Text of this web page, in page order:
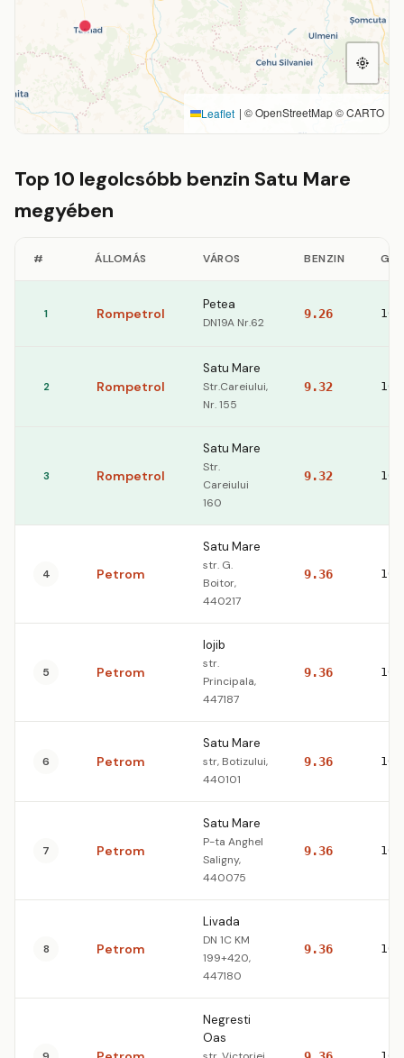
Leaflet | © OpenStreetMap © CARTO
Top 10 legolcsóbb benzin Satu Mare
megyében
# ÁLLOMÁS VÁROS BENZIN
1 Rompetrol
Petea
DN19A Nr.62
9.26
2 Rompetrol
Satu Mare
Str.Careiului,
Nr. 155
9.32
3 Rompetrol
Satu Mare
Str.
Careiului
160
9.32
4 Petrom
Satu Mare
str. G.
Boitor,
440217
9.36
5 Petrom
Iojib
str.
Principala,
447187
9.36
6 Petrom
Satu Mare
str, Botizului,
440101
9.36
7 Petrom
Satu Mare
P-ta Anghel
Saligny,
440075
9.36
8 Petrom
Livada
DN 1C KM
199+420,
447180
9.36
Negresti
Oas